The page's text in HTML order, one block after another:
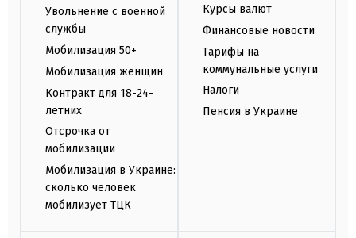
Увольнение с военной
службы
Мобилизация 50+
Мобилизация женщин
Контракт для 18-24-
летних
Отсрочка от
мобилизации
Мобилизация в Украине:
сколько человек
мобилизует ТЦК
Курсы валют
Финансовые новости
Тарифы на
коммунальные услуги
Налоги
Пенсия в Украине